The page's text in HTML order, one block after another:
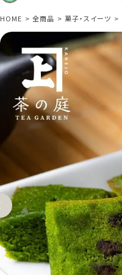
HOME 全商品 菓子・スイーツ